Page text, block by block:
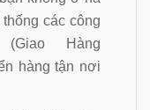
các công
Hàng
hàng tận nơi